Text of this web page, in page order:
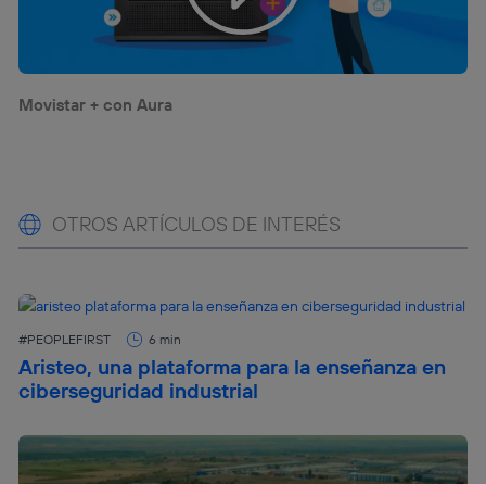
Movistar + con Aura
OTROS ARTÍCULOS DE INTERÉS
Aristeo, una plataforma para la enseñanza en
ciberseguridad industrial
#PEOPLEFIRST 6 min